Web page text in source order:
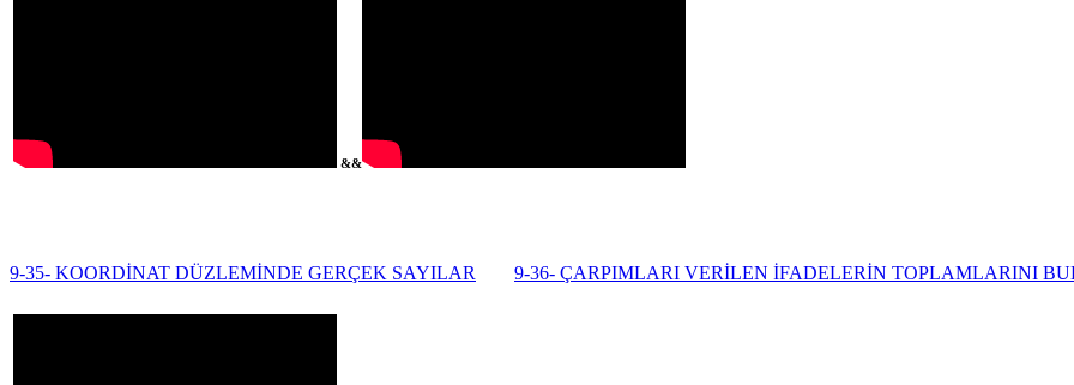
&&
9-35- KOORDİNAT DÜZLEMİNDE GERÇEK SAYILAR 9-36- ÇARPIMLARI VERİLEN İFADELERİN TOPLAMLARINI